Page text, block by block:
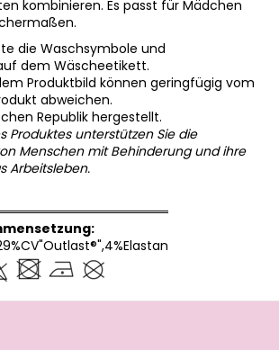
kombinieren. Es passt für Mädchen
die Waschsymbole und
dem Wäscheetikett.
Produktbild können geringfügig vom
abweichen.
Republik hergestellt.
Produktes unterstützen Sie die
Menschen mit Behinderung und ihre
Arbeitsleben.